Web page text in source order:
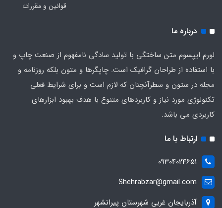
قوانین و مقررات
درباره ما
لورم ایپسوم متن ساختگی با تولید سادگی نامفهوم از صنعت چاپ و
با استفاده از طراحان گرافیک است. چاپگرها و متون بلکه روزنامه و
مجله در ستون و سطرآنچنان که لازم است و برای شرایط فعلی
تکنولوژی مورد نیاز و کاربردهای متنوع با هدف بهبود ابزارهای
کاربردی می باشد.
ارتباط با ما
09304024651
Shehrabzar@gmail.com
آذربایجان غربی شهرستان پیرانشهر